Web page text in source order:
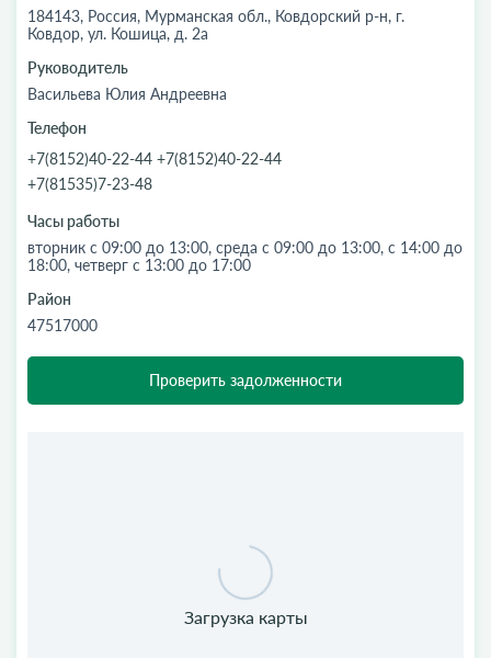
184143, Россия, Мурманская обл., Ковдорский р-н, г.
Ковдор, ул. Кошица, д. 2а
Руководитель
Васильева Юлия Андреевна
Телефон
+7(8152)40-22-44 +7(8152)40-22-44
+7(81535)7-23-48
Часы работы
вторник с 09:00 до 13:00, среда с 09:00 до 13:00, с 14:00 до
18:00, четверг с 13:00 до 17:00
Район
47517000
Проверить задолженности